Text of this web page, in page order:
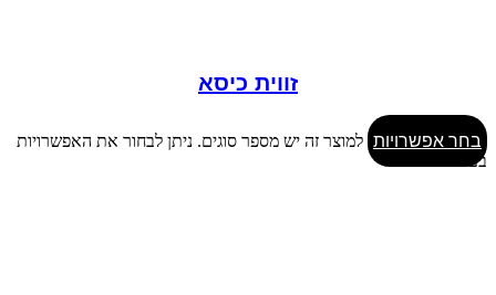
זווית כיסא
בחר אפשרויות למוצר זה יש מספר סוגים. ניתן לבחור את האפשרויות
בעמוד המוצר